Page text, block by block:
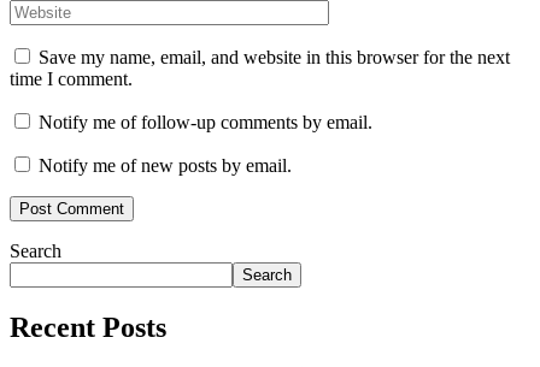
Save my name, email, and website in this browser for the next
time I comment.
Notify me of follow-up comments by email.
Notify me of new posts by email.
Search
Search
Recent Posts